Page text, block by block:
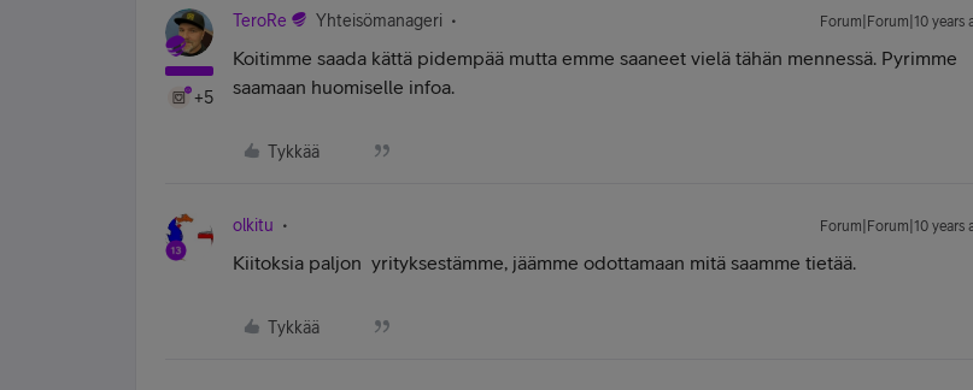
+5
TeroRe Yhteisömanageri Forum|Forum|10 years
Koitimme saada kättä pidempää mutta emme saaneet vielä tähän mennessä. Pyrimme
saamaan huomiselle infoa.
Tykkää
olkitu Forum|Forum|10 years
Kiitoksia paljon yrityksestämme, jäämme odottamaan mitä saamme tietää.
Tykkää